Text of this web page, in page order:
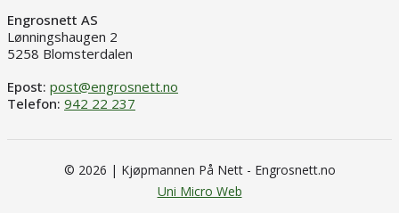
Engrosnett AS
Lønningshaugen 2
5258 Blomsterdalen
Epost: post@engrosnett.no
Telefon: 942 22 237
© 2026 | Kjøpmannen På Nett - Engrosnett.no
Uni Micro Web